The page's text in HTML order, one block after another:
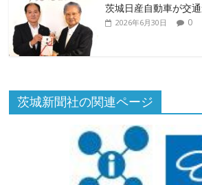
茨城日産自動車が交
2026年6月30日 0
茨城新聞社の関連ページ